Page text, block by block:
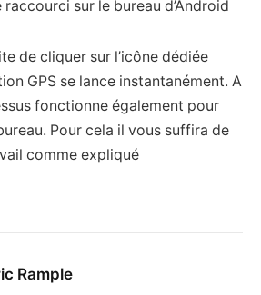
sur le bureau d’Android
de cliquer sur l’icône dédiée
GPS se lance instantanément. A
fonctionne également pour
Pour cela il vous suffira de
comme expliqué
Rample